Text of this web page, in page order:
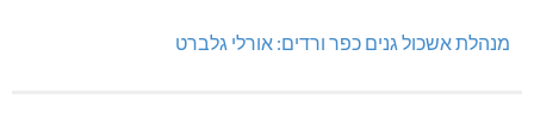
מנהלת אשכול גנים כפר ורדים: אורלי גלברט